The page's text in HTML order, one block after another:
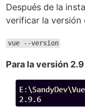
Después de la
verificar la versión
vue --version
Para la versión 2.9